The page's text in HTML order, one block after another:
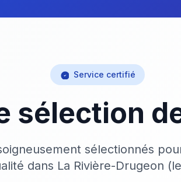
Service certifié
sélection
sélectionnés
dans La Rivière-Drugeon